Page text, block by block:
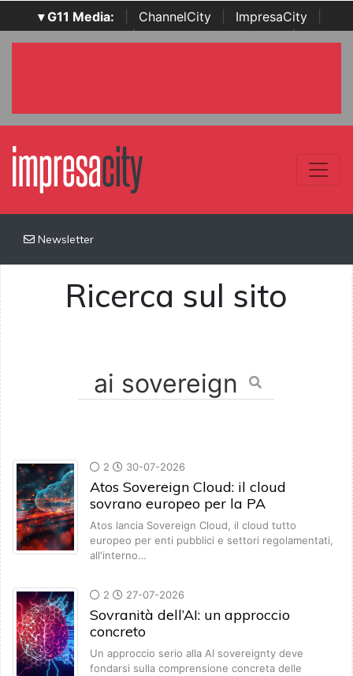
▾ G11 Media: ChannelCity ImpresaCity
SecurityOpenLab | Italian Channel Awards | Italian
Newsletter
Ricerca sul sito
2 30-07-2026
Atos Sovereign Cloud: il cloud
sovrano europeo per la PA
Atos lancia Sovereign Cloud, il cloud tutto
europeo per enti pubblici e settori regolamentati,
all'interno…
2 27-07-2026
Sovranità dell’AI: un approccio
concreto
Un approccio serio alla AI sovereignty deve
fondarsi sulla comprensione concreta delle